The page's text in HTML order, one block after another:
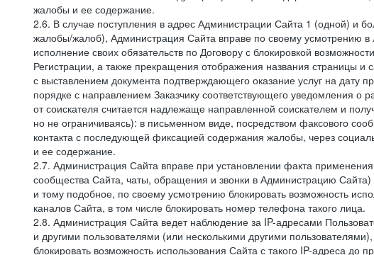
жалобы и ее содержание.
2.6. В случае поступления в адрес Администрации Сайта 1 (одной) и
жалобы/жалоб), Администрация Сайта вправе по своему усмотрению в
исполнение своих обязательств по Договору с блокировкой
Регистрации, а также прекращения отображения названия страницы
с выставлением документа подтверждающего оказание услуг на дату
порядке с направлением Заказчику соответствующего уведомления
от соискателя считается надлежаще направленной соискателем и
но не ограничиваясь): в письменном виде, посредством факсового
контакта с последующей фиксацией содержания жалобы, через
и ее содержание.
2.7. Администрация Сайта вправе при установлении факта
сообщества Сайта, чаты, обращения и звонки в Администрацию
и тому подобное, по своему усмотрению блокировать возможность
каналов Сайта, в том числе блокировать номер телефона такого лица.
2.8. Администрация Сайта ведет наблюдение за IP-адресами
и другими пользователями (или несколькими другими
блокировать возможность использования Сайта с такого IP-адреса